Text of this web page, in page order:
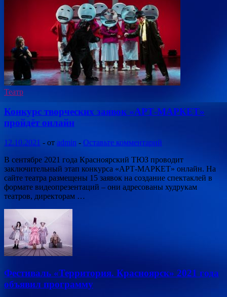
Театр
Конкурс творческих заявок «АРТ-МАРКЕТ»
пройдёт онлайн
12.10.2021 - от admin - Оставьте комментарий
В сентябре 2021 года Красноярский ТЮЗ проводит
заключительный этап конкурса «АРТ-МАРКЕТ» онлайн. На
сайте театра размещены 15 заявок на создание спектаклей в
формате видеопрезентаций – они адресованы худрукам
театров, директорам …
Фестиваль «Территория. Красноярск» 2021 года
объявил программу